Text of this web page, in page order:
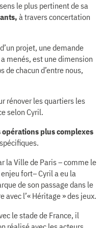
le plus pertinent de sa
à travers concertation
projet, une demande
menés, est une dimension
de chacun d’entre nous,
rénover les quartiers les
selon Cyril.
plus complexes
la Ville de Paris – comme le
fort– Cyril a eu la
de son passage dans le
l’« Héritage » des jeux.
le stade de France, il